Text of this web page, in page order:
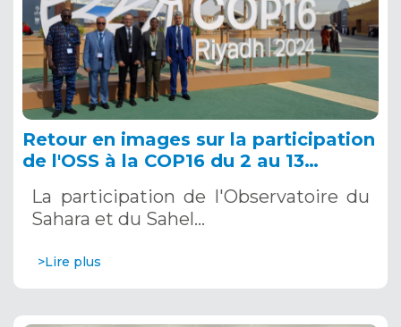
Retour en images sur la participation
de l'OSS à la COP16 du 2 au 13
Saoudite
La participation de l'Observatoire du
Sahara et du Sahel…
>Lire plus